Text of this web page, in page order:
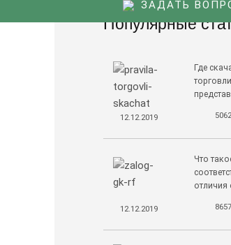
ЗАДАТЬ
Популярные
12.12.2019
Где
12.12.2019
Что
отличия